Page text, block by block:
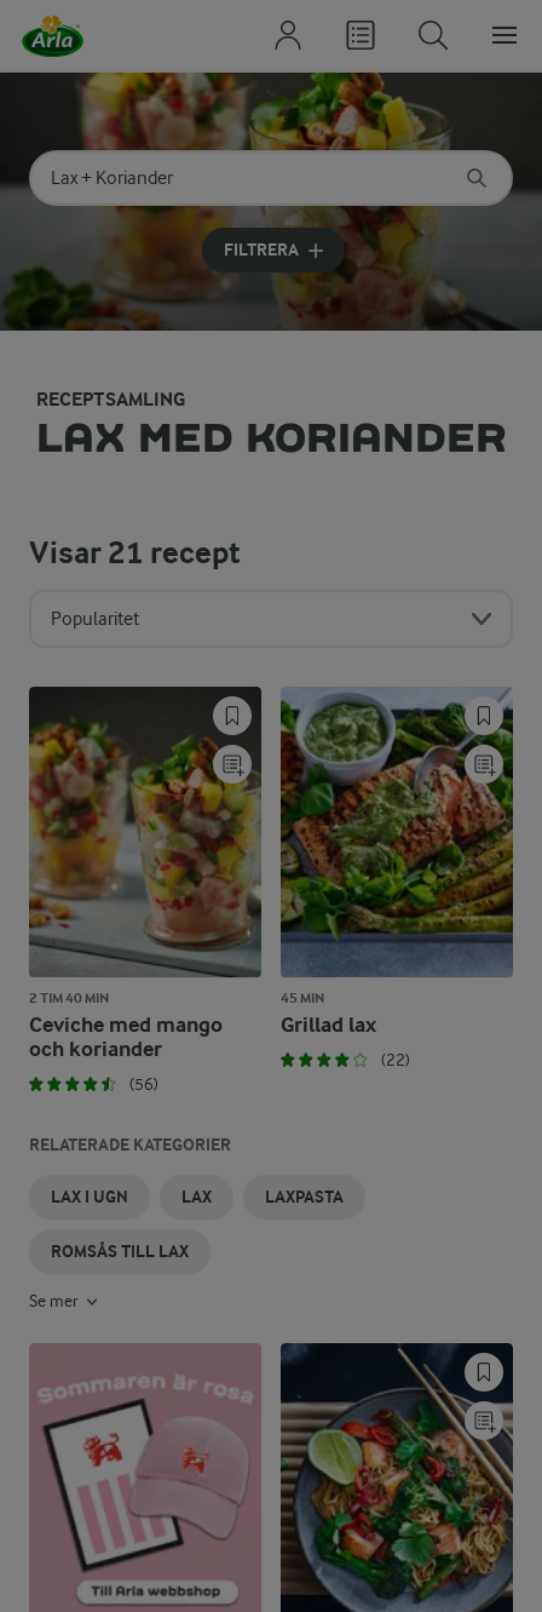
Sök på kategori eller ingrediens
Skriv in sökord för att få förslag
FILTRERA
RECEPTSAMLING
LAX MED KORIANDER
Visar21 recept
Popularitet
2 TIM 40 MIN
Ceviche med mango
och koriander
(56)
45 MIN
Grillad lax
(22)
RELATERADE KATEGORIER
LAX I UGN LAX LAXPASTA
ROMSÅS TILL LAX
Se mer